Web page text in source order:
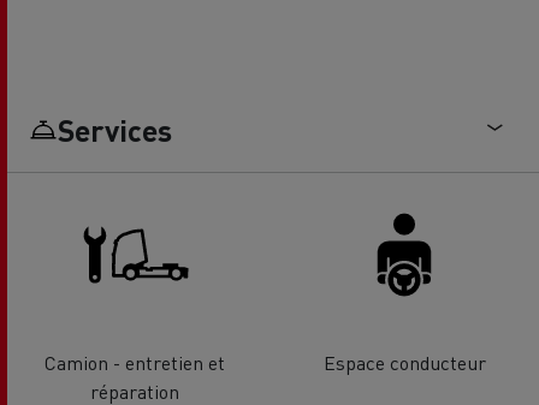
Services
Camion - entretien et
réparation
Espace conducteur